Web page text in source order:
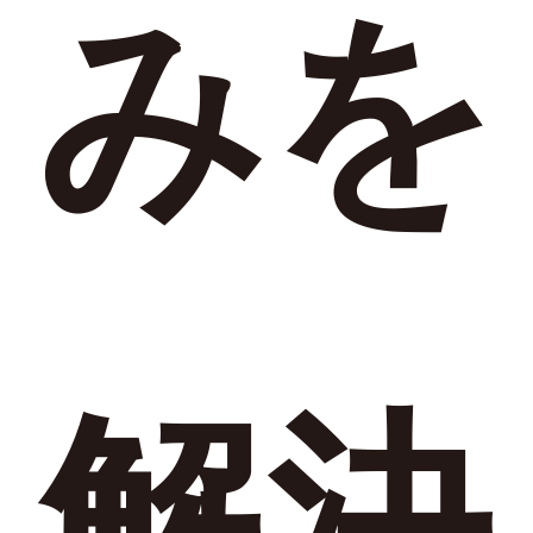
みを